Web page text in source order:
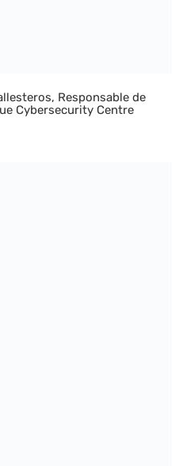
Responsable de
Cybersecurity Centre